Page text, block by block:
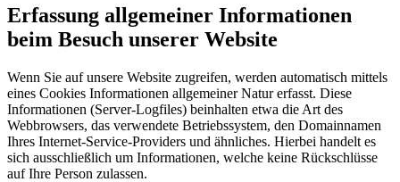
Erfassung allgemeiner Informationen
beim Besuch unserer Website
Wenn Sie auf unsere Website zugreifen, werden automatisch mittels
eines Cookies Informationen allgemeiner Natur erfasst. Diese
Informationen (Server-Logfiles) beinhalten etwa die Art des
Webbrowsers, das verwendete Betriebssystem, den Domainnamen
Ihres Internet-Service-Providers und ähnliches. Hierbei handelt es
sich ausschließlich um Informationen, welche keine Rückschlüsse
auf Ihre Person zulassen.